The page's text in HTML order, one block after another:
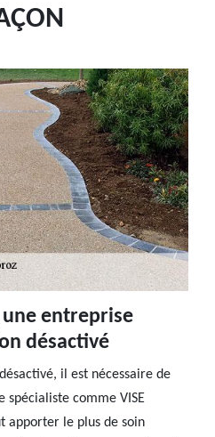
une entreprise
désactivé
il est nécessaire de
comme VISE
apporter le plus de soin